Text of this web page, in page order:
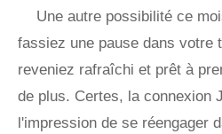
Une autre possibilité ce
fassiez une pause dans votre
reveniez rafraîchi et prêt à
de plus. Certes, la connexion
l'impression de se réengager